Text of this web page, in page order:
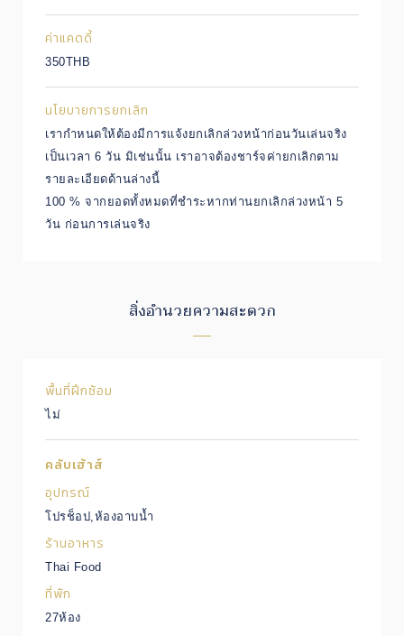
ค่าแคดดี้
350THB
นโยบายการยกเลิก
เรากำหนดให้ต้องมีการแจ้งยกเลิกล่วงหน้าก่อนวันเล่นจริง
เป็นเวลา 6 วัน มิเช่นนั้น เราอาจต้องชาร์จค่ายกเลิกตาม
รายละเอียดด้านล่างนี้
100 % จากยอดทั้งหมดที่ชำระหากท่านยกเลิกล่วงหน้า 5
วัน ก่อนการเล่นจริง
สิ่งอำนวยความสะดวก
พื้นที่ฝึกซ้อม
ไม่
คลับเฮ้าส์
อุปกรณ์
โปรช็อป,ห้องอาบน้ำ
ร้านอาหาร
Thai Food
ที่พัก
27ห้อง